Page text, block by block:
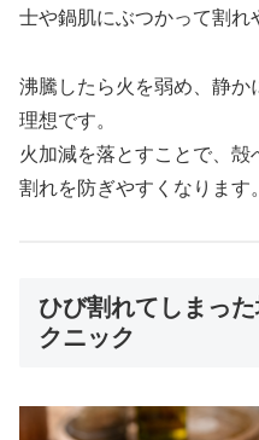
士や鍋肌にぶつかって割れ
沸騰したら火を弱め、静
理想です。
火加減を落とすことで、
割れを防ぎやすくなります。
ひび割れてしまっ
クニック